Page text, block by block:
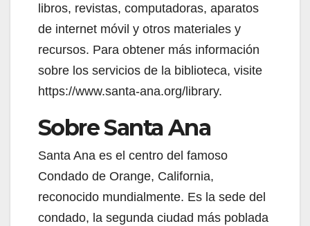
libros, revistas, computadoras, aparatos
de internet móvil y otros materiales y
recursos. Para obtener más información
sobre los servicios de la biblioteca, visite
https://www.santa-ana.org/library.
Sobre Santa Ana
Santa Ana es el centro del famoso
Condado de Orange, California,
reconocido mundialmente. Es la sede del
condado, la segunda ciudad más poblada